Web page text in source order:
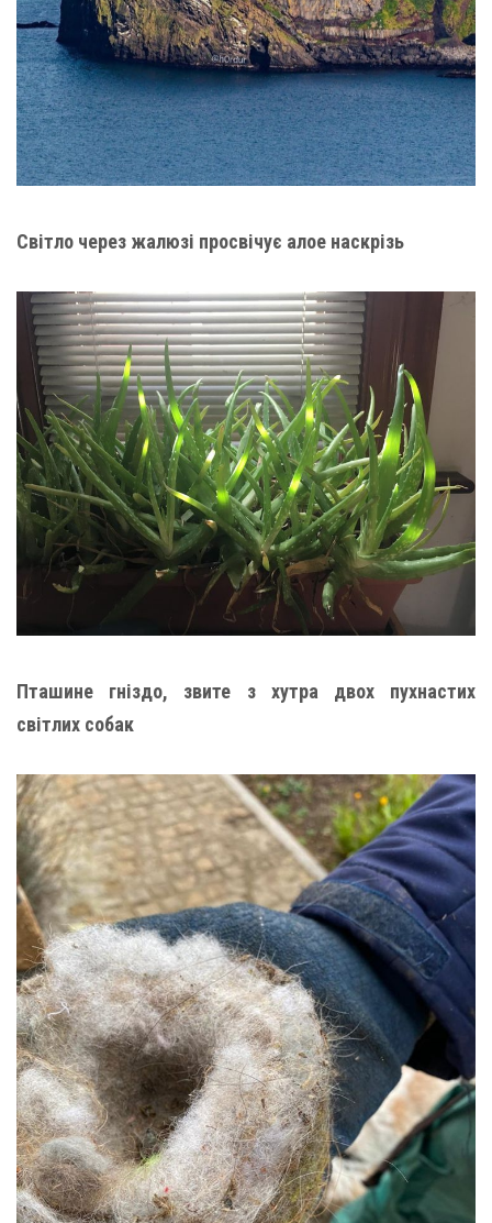
Світло через жалюзі просвічує алое наскрізь
Пташине гніздо, звите з хутра двох пухнастих
світлих собак